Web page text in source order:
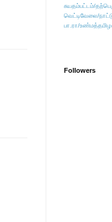
சுயதம்பட்டம்/
வெட்டிவேலை/
பா.ரா/
Followers